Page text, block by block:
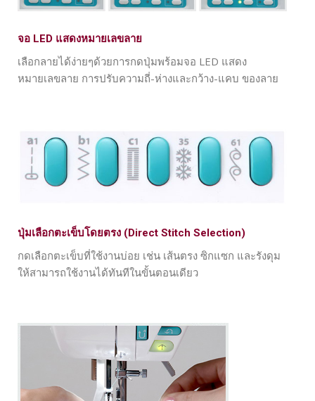
จอ LED แสดงหมายเลขลาย
เลือกลายได้ง่ายๆด้วยการกดปุ่มพร้อมจอ LED แสดง
หมายเลขลาย การปรับความถี่-ห่างและกว้าง-แคบ ของลาย
ปุ่มเลือกตะเข็บโดยตรง (Direct Stitch Selection)
กดเลือกตะเข็บที่ใช้งานบ่อย เช่น เส้นตรง ซิกแซก และรังดุม
ให้สามารถใช้งานได้ทันทีในขั้นตอนเดียว